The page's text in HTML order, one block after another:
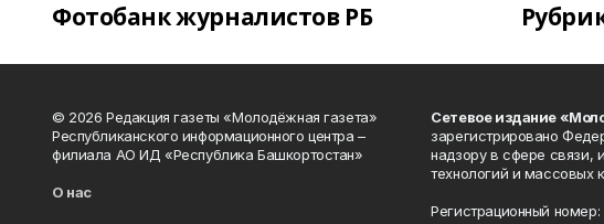
Фотобанк журналистов РБ
© 2026 Редакция газеты «Молодёжная газета»
Республиканского информационного центра –
филиала АО ИД «Республика Башкортостан»
О нас
Сетевое издание
зарегистрировано
надзору в сфере связи,
технологий и массовых
Регистрационный